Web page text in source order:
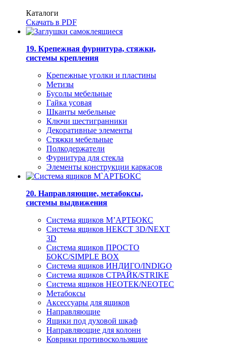
Каталоги
Скачать в PDF
19. Крепежная фурнитура, стяжки,
системы крепления
Крепежные уголки и пластины
Метизы
Бусолы мебельные
Гайка усовая
Шканты мебельные
Ключи шестигранники
Декоративные элементы
Стяжки мебельные
Полкодержатели
Фурнитура для стекла
Элементы конструкции каркасов
20. Направляющие, метабоксы,
системы выдвижения
Система ящиков М’АРТБОКС
Система ящиков НЕКСТ 3D/NEXT
3D
Система ящиков ПРОСТО
БОКС/SIMPLE BOX
Система ящиков ИНДИГО/INDIGO
Система ящиков СТРАЙК/STRIKE
Система ящиков НЕОТЕК/NEOTEC
Метабоксы
Аксессуары для ящиков
Направляющие
Ящики под духовой шкаф
Направляющие для колонн
Коврики противоскользящие